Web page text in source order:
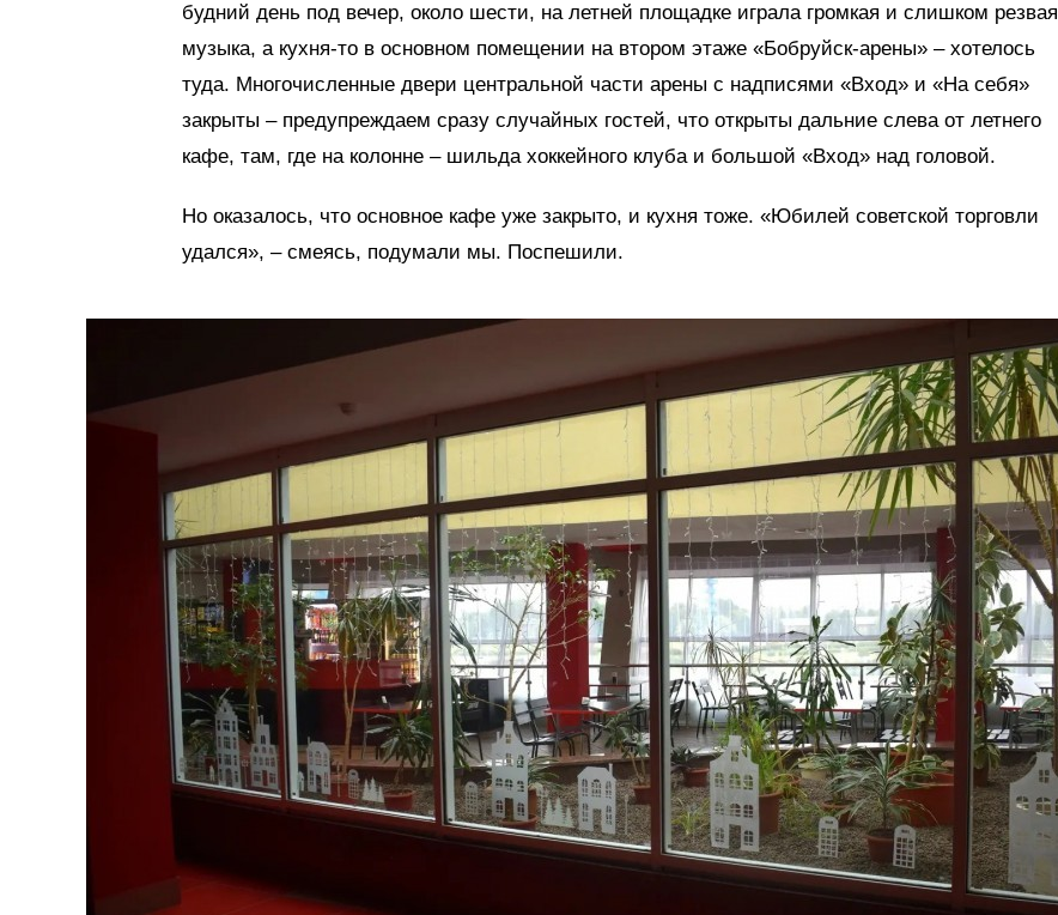
будний день под вечер, около шести, на летней площадке играла громкая и слишком резвая
музыка, а кухня-то в основном помещении на втором этаже «Бобруйск-арены» – хотелось
туда. Многочисленные двери центральной части арены с надписями «Вход» и «На себя»
закрыты – предупреждаем сразу случайных гостей, что открыты дальние слева от летнего
кафе, там, где на колонне – шильда хоккейного клуба и большой «Вход» над головой.
Но оказалось, что основное кафе уже закрыто, и кухня тоже. «Юбилей советской торговли
удался», – смеясь, подумали мы. Поспешили.